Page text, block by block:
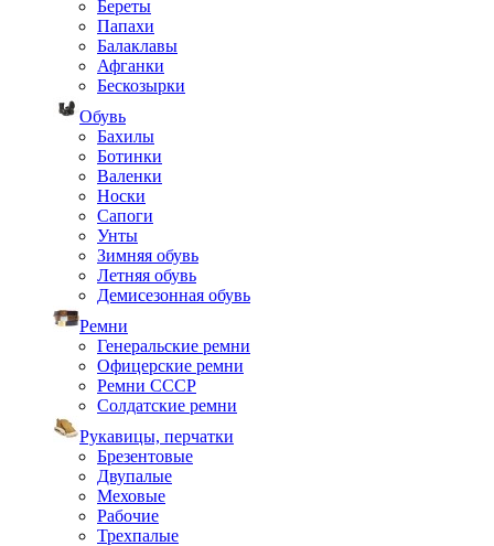
Береты
Папахи
Балаклавы
Афганки
Бескозырки
Обувь
Бахилы
Ботинки
Валенки
Носки
Сапоги
Унты
Зимняя обувь
Летняя обувь
Демисезонная обувь
Ремни
Генеральские ремни
Офицерские ремни
Ремни СССР
Солдатские ремни
Рукавицы, перчатки
Брезентовые
Двупалые
Меховые
Рабочие
Трехпалые